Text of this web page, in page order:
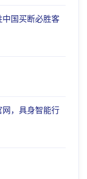
国买断必胜客
，具身智能行